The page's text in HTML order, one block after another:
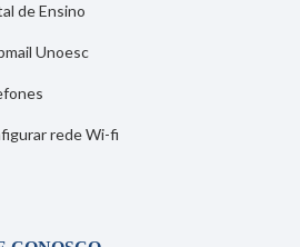
de Ensino
Unoesc
rede Wi-fi